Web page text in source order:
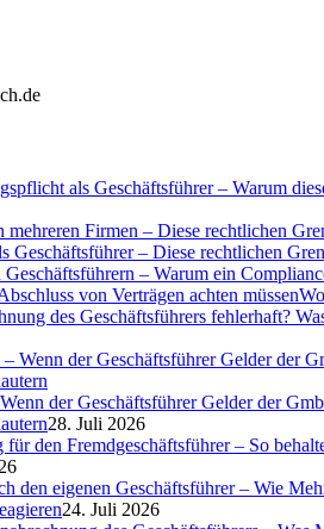
– Warum ein
der Geschäftsführer Gelder der
28. Juli 2026
24. Juli 2026